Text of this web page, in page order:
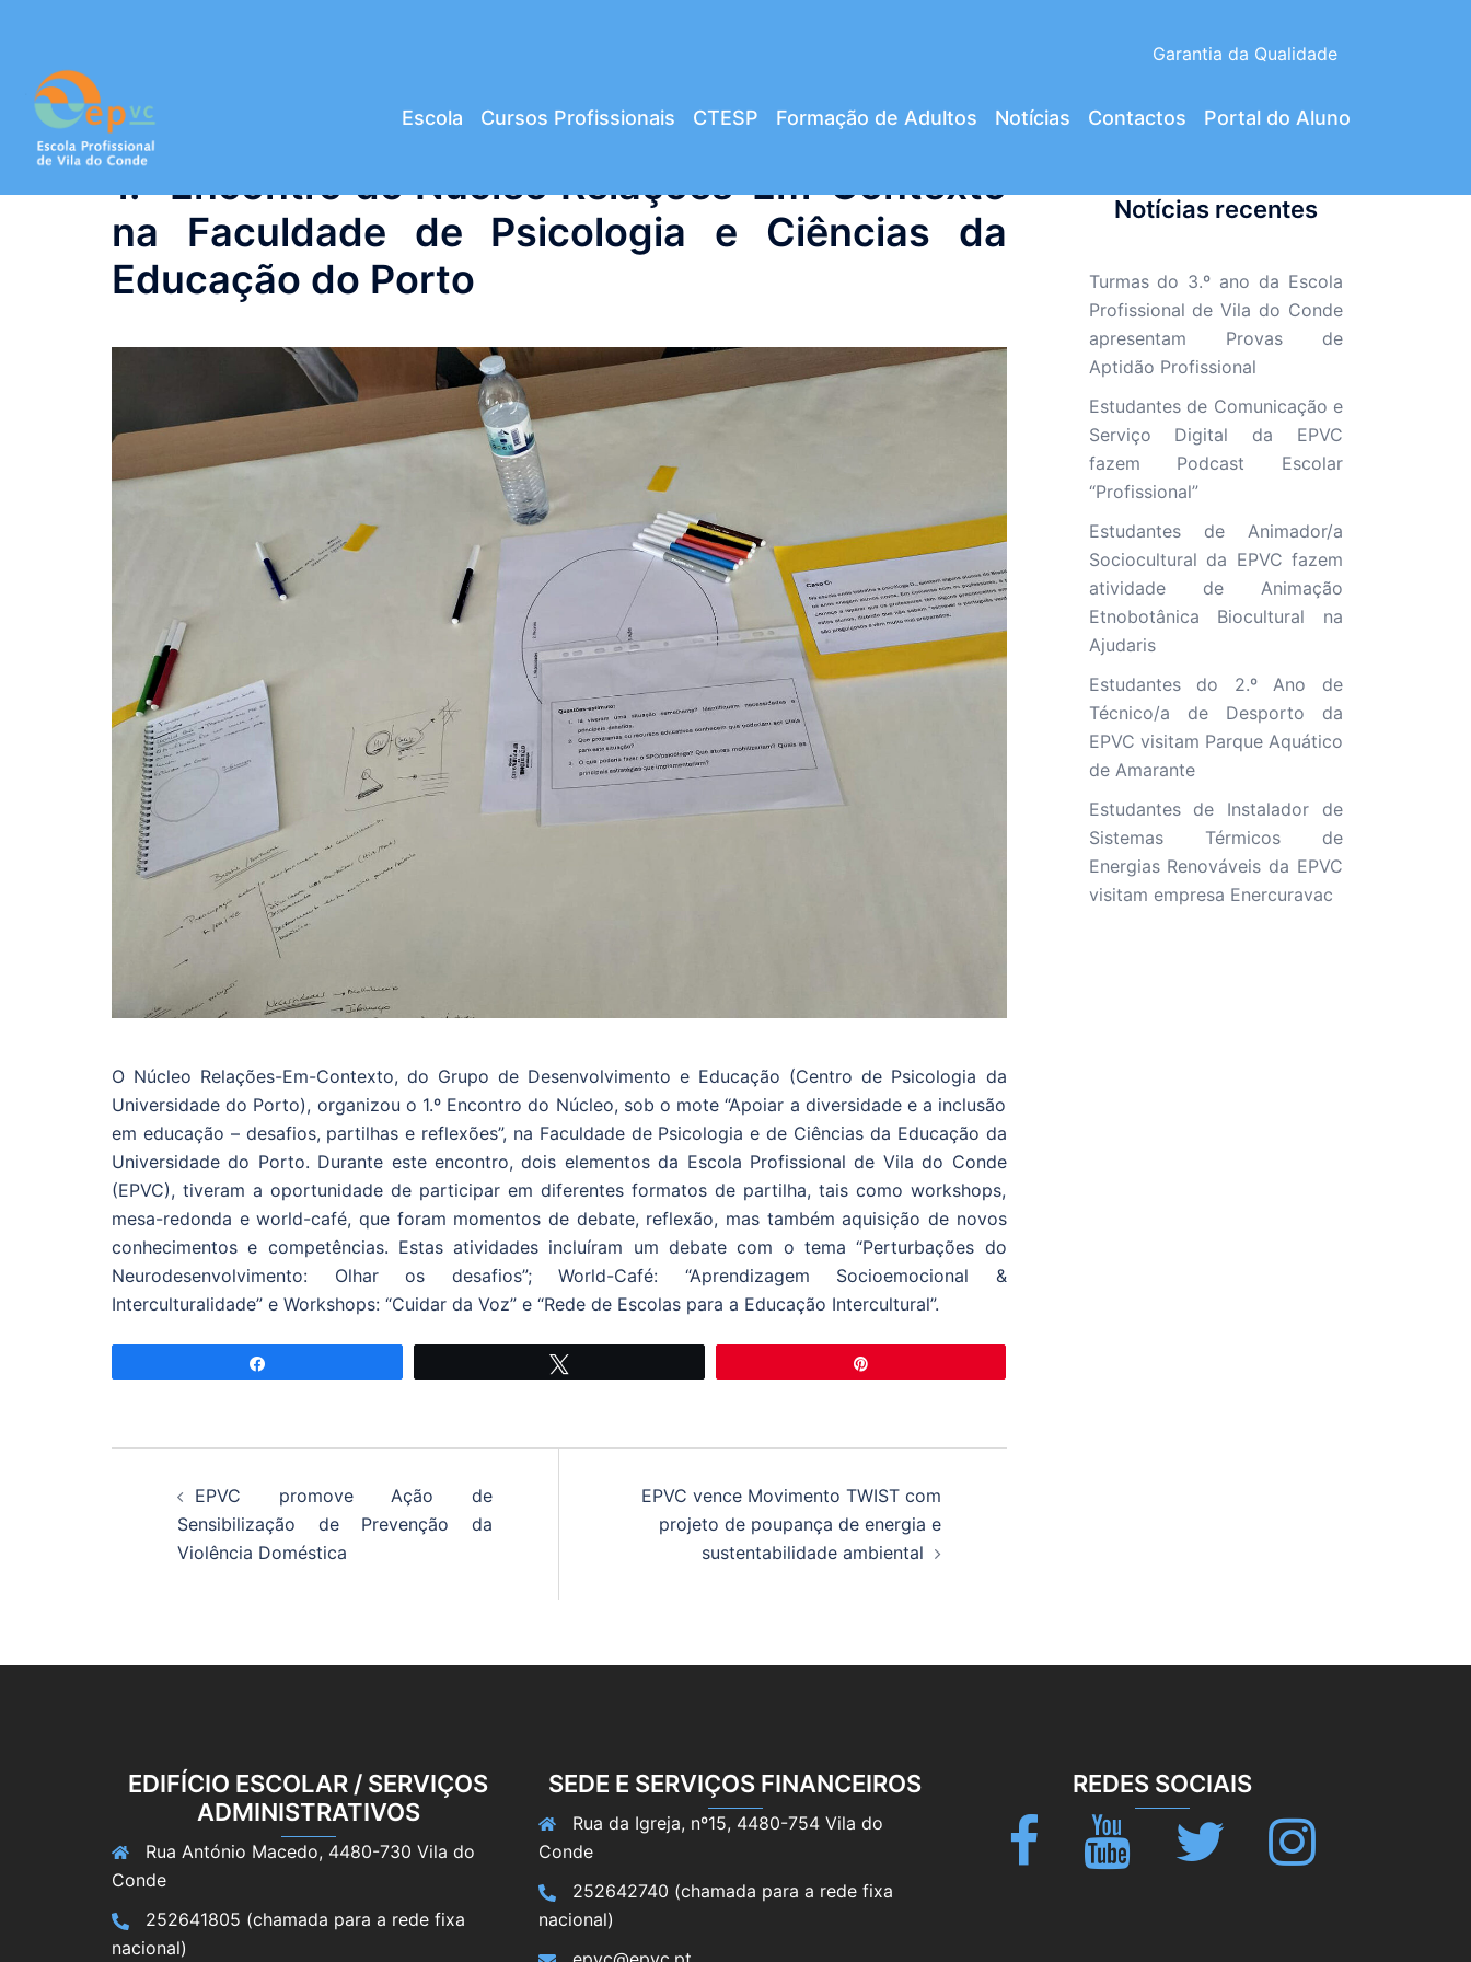
conteúdo
Garantia da Qualidade
Escola Cursos Profissionais CTESP Formação de Adultos Notícias Contactos Portal do Aluno
1.º Encontro do Núcleo Relações-Em-Contexto
na Faculdade de Psicologia e Ciências da
Educação do Porto
O Núcleo Relações-Em-Contexto, do Grupo de Desenvolvimento e Educação (Centro de Psicologia da
Universidade do Porto), organizou o 1.º Encontro do Núcleo, sob o mote “Apoiar a diversidade e a inclusão
em educação – desafios, partilhas e reflexões”, na Faculdade de Psicologia e de Ciências da Educação da
Universidade do Porto. Durante este encontro, dois elementos da Escola Profissional de Vila do Conde
(EPVC), tiveram a oportunidade de participar em diferentes formatos de partilha, tais como workshops,
mesa-redonda e world-café, que foram momentos de debate, reflexão, mas também aquisição de novos
conhecimentos e competências. Estas atividades incluíram um debate com o tema “Perturbações do
Neurodesenvolvimento: Olhar os desafios”; World-Café: “Aprendizagem Socioemocional &
Interculturalidade” e Workshops: “Cuidar da Voz” e “Rede de Escolas para a Educação Intercultural”.
artigos
EPVC promove Ação de
Sensibilização de Prevenção da
Violência Doméstica
EPVC vence Movimento TWIST com
projeto de poupança de energia e
sustentabilidade ambiental
Notícias recentes
Turmas do 3.º ano da Escola
Profissional de Vila do Conde
apresentam Provas de
Aptidão Profissional
Estudantes de Comunicação e
Serviço Digital da EPVC
fazem Podcast Escolar
“Profissional”
Estudantes de Animador/a
Sociocultural da EPVC fazem
atividade de Animação
Etnobotânica Biocultural na
Ajudaris
Estudantes do 2.º Ano de
Técnico/a de Desporto da
EPVC visitam Parque Aquático
de Amarante
Estudantes de Instalador de
Sistemas Térmicos de
Energias Renováveis da EPVC
visitam empresa Enercuravac
EDIFÍCIO ESCOLAR / SERVIÇOS
ADMINISTRATIVOS
Rua António Macedo, 4480-730 Vila do
Conde
252641805 (chamada para a rede fixa
nacional)
SEDE E SERVIÇOS FINANCEIROS
Rua da Igreja, nº15, 4480-754 Vila do
Conde
252642740 (chamada para a rede fixa
nacional)
REDES SOCIAIS
Facebook Youtube Twitter